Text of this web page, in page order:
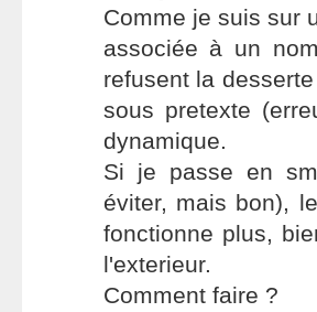
Comme je suis sur
associée à un
refusent la
sous pretexte
dynamique.
Si je passe en
éviter, mais bon),
fonctionne plus,
l'exterieur.
Comment faire ?